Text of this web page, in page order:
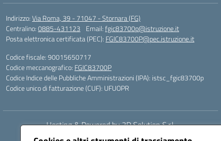
Indirizzo:Via Roma, 39 - 71047 - Stornara (FG)
Centralino:0885-431123 Email:fgic83700p@istruzione.it
Posta elettronica certificata (PEC): FGIC83700P@pec.istruzione.it
Codice fiscale: 90015650717
Codice meccanografico: FGIC83700P
Codice Indice delle Pubbliche Amministrazioni (IPA): istsc_fgic83700p
Codice unico di fatturazione (CUF): UFUOPR
Hosting & Powered by 3D Solution S.r.l.
Concept & Design by Designers Italia